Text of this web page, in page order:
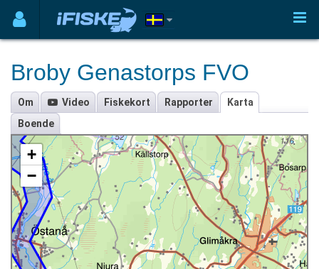
Broby Genastorps FVO
Om Video Fiskekort Rapporter
Karta
Boende
+
−